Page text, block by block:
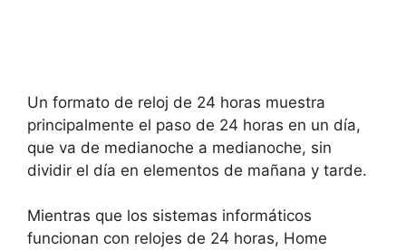
Un formato de reloj de 24 horas muestra
principalmente el paso de 24 horas en un día,
que va de medianoche a medianoche, sin
dividir el día en elementos de mañana y tarde.
Mientras que los sistemas informáticos
funcionan con relojes de 24 horas, Home